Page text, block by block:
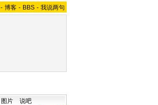
- 博客 - BBS - 我说两句
图片 说吧